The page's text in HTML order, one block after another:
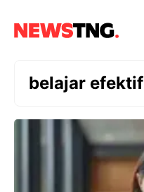
belajar efektif